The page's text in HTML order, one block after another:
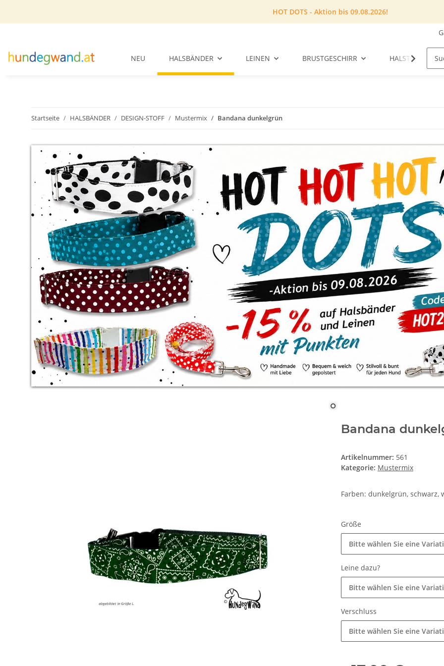
HOT DOTS - Aktion bis 09.08.2026!
NEU HALSBÄNDER LEINEN BRUSTGESCHIRR HALSTUCH
Startseite HALSBÄNDER DESIGN-STOFF Mustermix Bandana dunkelgrün
Bandana
Artikelnummer: 561
Kategorie: Mustermix
Farben: dunkelgrün, schwarz,
Größe
Bitte wählen Sie eine
Leine dazu?
Bitte wählen Sie eine
Verschluss
Bitte wählen Sie eine